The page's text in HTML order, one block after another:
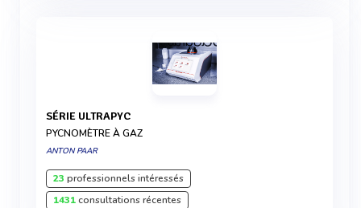
SÉRIE ULTRAPYC
PYCNOMÈTRE À GAZ
ANTON PAAR
23 professionnels intéressés
1431consultations récentes